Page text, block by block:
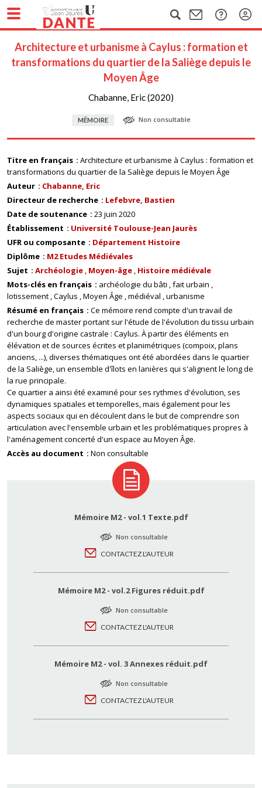
Architecture et urbanisme à Caylus : formation et
transformations du quartier de la Saliège depuis le
Moyen Âge
Chabanne, Eric (2020)
MÉMOIRE Non consultable
Titre en français
Architecture et urbanisme à Caylus : formation et
transformations du quartier de la Saliège depuis le Moyen Âge
Auteur
Chabanne, Eric
Directeur de recherche
Lefebvre, Bastien
Date de soutenance
23 juin 2020
Établissement
Université Toulouse-Jean Jaurès
UFR ou composante
Département Histoire
Diplôme
M2 Etudes Médiévales
Sujet
Archéologie Moyen-âge Histoire médiévale
Mots-clés en français
archéologie du bâti fait urbain
lotissement Caylus Moyen Âge médiéval urbanisme
Résumé en français
Ce mémoire rend compte d'un travail de
recherche de master portant sur l'étude de l'évolution du tissu urbain
d'un bourg d'origine castrale : Caylus. À partir des éléments en
élévation et de sources écrites et planimétriques (compoix, plans
anciens, ...), diverses thématiques ont été abordées dans le quartier
de la Saliège, un ensemble d'îlots en lanières qui s'alignent le long de
la rue principale.
Ce quartier a ainsi été examiné pour ses rythmes d'évolution, ses
dynamiques spatiales et temporelles, mais également pour les
aspects sociaux qui en découlent dans le but de comprendre son
articulation avec l'ensemble urbain et les problématiques propres à
l'aménagement concerté d'un espace au Moyen Âge.
Accès au document
Non consultable
Mémoire M2 - vol.1 Texte.pdf
Non consultable
CONTACTEZ L'AUTEUR
Mémoire M2 - vol.2 Figures réduit.pdf
Non consultable
CONTACTEZ L'AUTEUR
Mémoire M2 - vol. 3 Annexes réduit.pdf
Non consultable
CONTACTEZ L'AUTEUR